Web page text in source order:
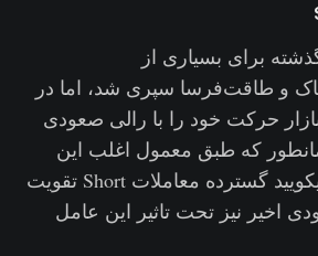
برای بسیاری از
و طاقت‌فرسا سپری شد، اما در
حرکت خود را با رالی صعودی
که طبق معمول اغلب این
حرکات صعودی با لیکویید گسترده معاملات Short تقویت
اخیر نیز تحت تاثیر این عامل